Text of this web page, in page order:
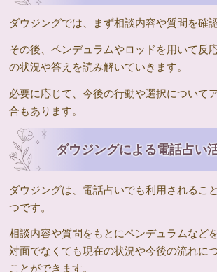
ダウジングでは、まず相談内容や質問を確
その後、ペンデュラムやロッドを用いて反
の状況や答えを読み解いていきます。
必要に応じて、今後の行動や選択について
合もあります。
ダウジングによる電話占い
ダウジングは、電話占いでも利用されるこ
つです。
相談内容や質問をもとにペンデュラムなど
対面でなくても現在の状況や今後の流れに
ことができます。